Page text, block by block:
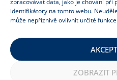
zpracovávat data, jako je chování při
identifikátory na tomto webu.
může nepříznivě ovlivnit určité
ZOBRAZIT
Jednosměrný:otočte
jako vířivku a ponorné
doprostřed, na dno
filtrační sáček k okraji
sediment se během
do vaku. Není potřeba